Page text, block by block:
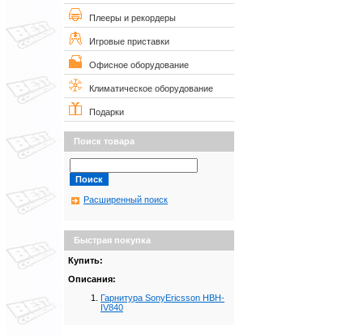
Плееры и рекордеры
Игровые приставки
Офисное оборудование
Климатическое оборудование
Подарки
Поиск товара
Расширенный поиск
Быстрая покупка
Купить:
Описания:
Гарнитура SonyEricsson HBH-
IV840